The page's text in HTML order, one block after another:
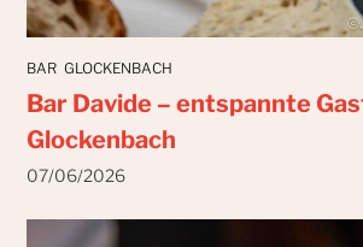
BAR GLOCKENBACH
Bar Davide – entspannte
Glockenbach
07/06/2026